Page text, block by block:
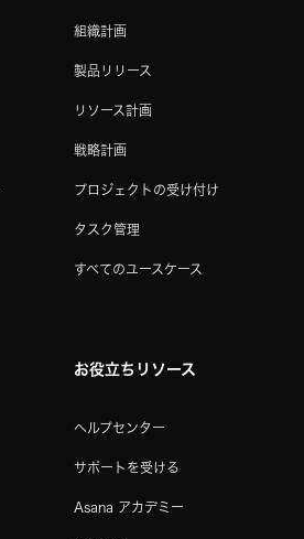
組織計画
製品リリース
リソース計画
戦略計画
プロジェクトの受け付け
タスク管理
すべてのユースケース
お役立ちリソース
ヘルプセンター
サポートを受ける
Asana アカデミー